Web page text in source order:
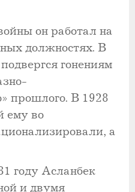
он работал на
должностях. В
гонениям
прошлого. В 1928
ему во
а
году Асланбек
и двумя